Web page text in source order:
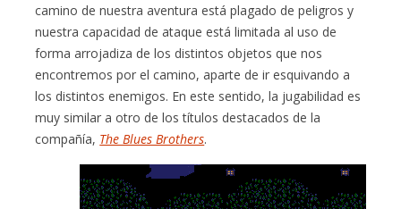
camino de nuestra aventura está plagado de peligros y
nuestra capacidad de ataque está limitada al uso de
forma arrojadiza de los distintos objetos que nos
encontremos por el camino, aparte de ir esquivando a
los distintos enemigos. En este sentido, la jugabilidad es
muy similar a otro de los títulos destacados de la
compañía, The Blues Brothers.